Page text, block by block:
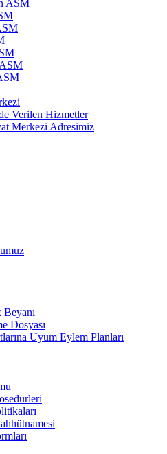
ASM
Verilen Hizmetler
Merkezi Adresimiz
Dosyası
Uyum Eylem Planları